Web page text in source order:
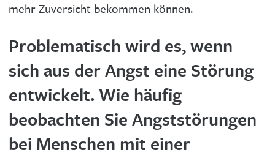
mehr Zuversicht bekommen können.
Problematisch wird es, wenn
sich aus der Angst eine Störung
entwickelt. Wie häufig
beobachten Sie Angststörungen
bei Menschen mit einer